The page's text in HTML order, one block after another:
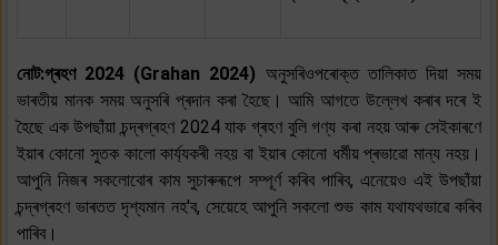
নোট:গ্ৰহণ 2024 (Grahan 2024) অনুসৰিওপৰোক্ত তালিকাত দিয়া সময়
ভাৰতীয় মানক সময় অনুসৰি প্ৰদান কৰা হৈছে। আমি আগতে উল্লেখ কৰাৰ দৰে ই
হৈছে এক উপছাঁয়া চন্দ্ৰগ্ৰহণ 2024 যাক গ্ৰহণ বুলি গণ্য কৰা নহয় আৰু সেইকাৰণে
ইয়াৰ কোনো সুতক কালো কাৰ্য্যকৰী নহয় বা ইয়াৰ কোনো ধৰ্মীয় প্ৰভাৱো মান্য নহয়।
আপুনি নিজৰ সকলোবোৰ কাম সুচাৰুৰূপে সম্পূৰ্ণ কৰিব পাৰিব, এনেয়েও এই উপছাঁয়া
চন্দ্ৰগ্ৰহণ ভাৰতত দৃশ্যমান নহ'ব, সেয়েহে আপুনি সকলো শুভ কাম যথাযথভাৱে কৰিব
পাৰিব।